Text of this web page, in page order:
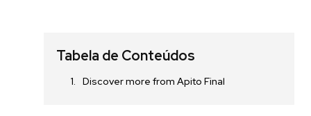
Tabela de Conteúdos
Discover more from Apito Final